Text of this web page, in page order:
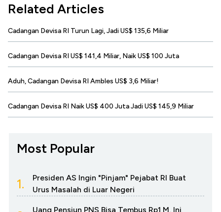
Related Articles
Cadangan Devisa RI Turun Lagi, Jadi US$ 135,6 Miliar
Cadangan Devisa RI US$ 141,4 Miliar, Naik US$ 100 Juta
Aduh, Cadangan Devisa RI Ambles US$ 3,6 Miliar!
Cadangan Devisa RI Naik US$ 400 Juta Jadi US$ 145,9 Miliar
Most Popular
1.
Presiden AS Ingin "Pinjam" Pejabat RI Buat
Urus Masalah di Luar Negeri
Uang Pensiun PNS Bisa Tembus Rp1 M, Ini